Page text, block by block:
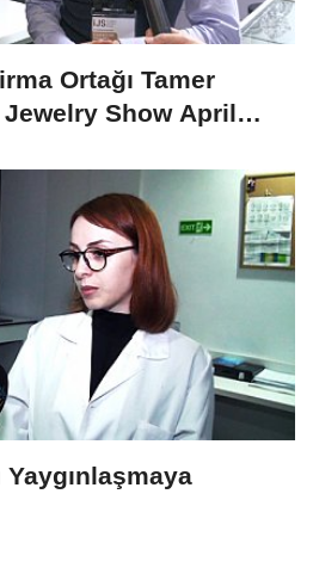
Ortağı Tamer
Show April